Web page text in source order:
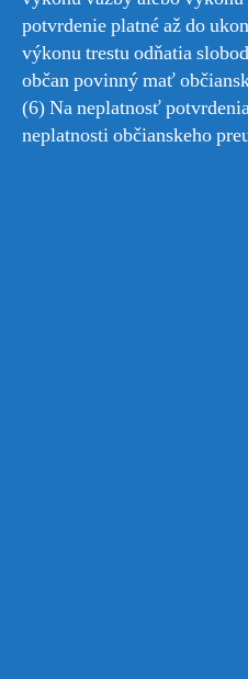
potvrdenie platné až do
výkonu trestu odňatia
občan povinný mať
(6) Na neplatnosť
neplatnosti občianskeho